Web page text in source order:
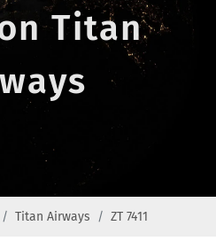
Titan
Titan Airways ZT 7411